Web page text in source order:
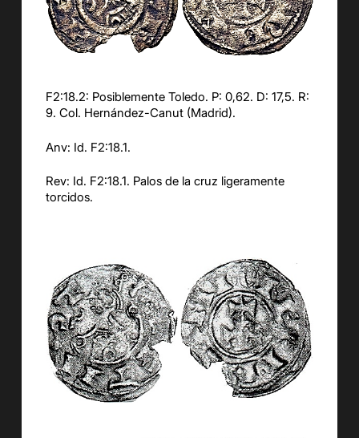
F2:18.2: Posiblemente Toledo. P: 0,62. D: 17,5. R:
9. Col. Hernández-Canut (Madrid).
Anv: Id. F2:18.1.
Rev: Id. F2:18.1. Palos de la cruz ligeramente
torcidos.